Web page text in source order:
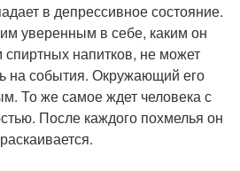
в депрессивное состояние.
уверенным в себе, каким он
напитков, не может
на события. Окружающий его
То же самое ждет человека с
После каждого похмелья он